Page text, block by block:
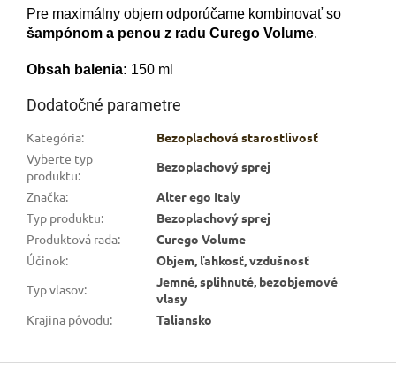
Pre maximálny objem odporúčame kombinovať so
šampónom a penou z radu Curego Volume.
Obsah balenia: 150 ml
Dodatočné parametre
Kategória:
Bezoplachová starostlivosť
Vyberte typ
produktu:
Bezoplachový sprej
Značka:
Alter ego Italy
Typ produktu:
Bezoplachový sprej
Produktová rada:
Curego Volume
Účinok:
Objem, ľahkosť, vzdušnosť
Typ vlasov:
Jemné, splihnuté, bezobjemové
vlasy
Krajina pôvodu: Taliansko